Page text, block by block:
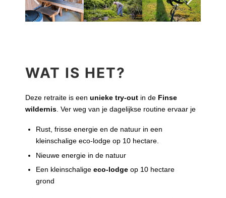
WAT IS HET?
Deze retraite is een unieke try-out in de Finse
wildernis. Ver weg van je dagelijkse routine ervaar je
Rust, frisse energie en de natuur in een
kleinschalige eco-lodge op 10 hectare.
Nieuwe energie in de natuur
Een kleinschalige eco-lodge op 10 hectare
grond